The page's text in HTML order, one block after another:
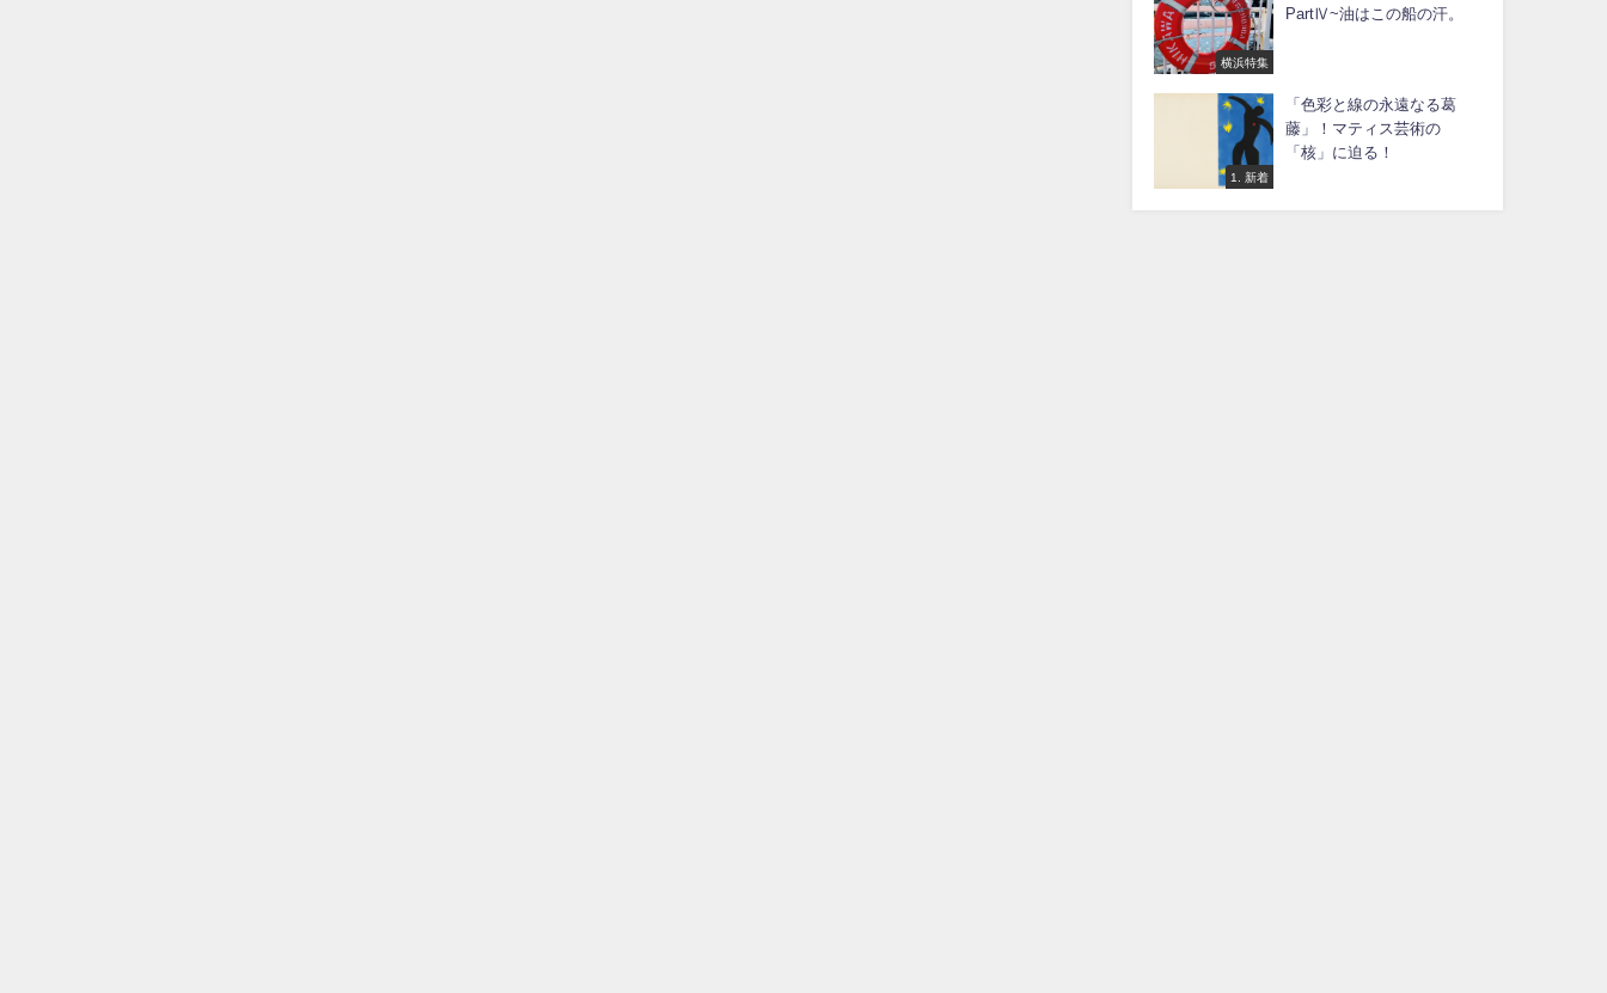
横浜特集
PartⅣ~油はこの船の汗。
1. 新着
「色彩と線の永遠なる葛
藤」！マティス芸術の
「核」に迫る！